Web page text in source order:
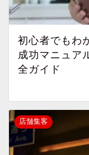
初心者でもわ
成功マニュア
全ガイド
店舗集客